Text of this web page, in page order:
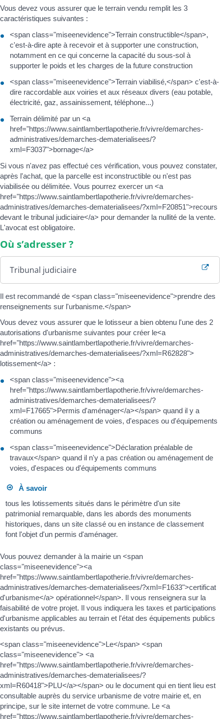
Vous devez vous assurer que le terrain vendu remplit les 3
caractéristiques suivantes :
<span class="miseenevidence">Terrain constructible</span>,
c'est-à-dire apte à recevoir et à supporter une construction,
notamment en ce qui concerne la capacité du sous-sol à
supporter le poids et les charges de la future construction
<span class="miseenevidence">Terrain viabilisé,</span> c'est-à-
dire raccordable aux voiries et aux réseaux divers (eau potable,
électricité, gaz, assainissement, téléphone...)
Terrain délimité par un <a
href="https://www.saintlambertlapotherie.fr/vivre/demarches-
administratives/demarches-dematerialisees/?
xml=F3037">bornage</a>
Si vous n'avez pas effectué ces vérification, vous pouvez constater,
après l'achat, que la parcelle est inconstructible ou n'est pas
viabilisée ou délimitée. Vous pourrez exercer un <a
href="https://www.saintlambertlapotherie.fr/vivre/demarches-
administratives/demarches-dematerialisees/?xml=F20851">recours
devant le tribunal judiciaire</a> pour demander la nullité de la vente.
L'avocat est obligatoire.
Où s’adresser ?
Tribunal judiciaire
Il est recommandé de <span class="miseenevidence">prendre des
renseignements sur l'urbanisme.</span>
Vous devez vous assurer que le lotisseur a bien obtenu l'une des 2
autorisations d'urbanisme suivantes pour créer le<a
href="https://www.saintlambertlapotherie.fr/vivre/demarches-
administratives/demarches-dematerialisees/?xml=R62828">
lotissement</a> :
<span class="miseenevidence"><a
href="https://www.saintlambertlapotherie.fr/vivre/demarches-
administratives/demarches-dematerialisees/?
xml=F17665">Permis d'aménager</a></span> quand il y a
création ou aménagement de voies, d'espaces ou d'équipements
communs
<span class="miseenevidence">Déclaration préalable de
travaux</span> quand il n'y a pas création ou aménagement de
voies, d'espaces ou d'équipements communs
À savoir
tous les lotissements situés dans le périmètre d'un site
patrimonial remarquable, dans les abords des monuments
historiques, dans un site classé ou en instance de classement
font l'objet d'un permis d'aménager.
Vous pouvez demander à la mairie un <span
class="miseenevidence"><a
href="https://www.saintlambertlapotherie.fr/vivre/demarches-
administratives/demarches-dematerialisees/?xml=F1633">certificat
d'urbanisme</a> opérationnel</span>. Il vous renseignera sur la
faisabilité de votre projet. Il vous indiquera les taxes et participations
d'urbanisme applicables au terrain et l'état des équipements publics
existants ou prévus.
<span class="miseenevidence">Le</span> <span
class="miseenevidence"> <a
href="https://www.saintlambertlapotherie.fr/vivre/demarches-
administratives/demarches-dematerialisees/?
xml=R60418">PLU</a></span> ou le document qui en tient lieu est
consultable auprès du service urbanisme de votre mairie et, en
principe, sur le site internet de votre commune. Le <a
href="https://www.saintlambertlapotherie.fr/vivre/demarches-